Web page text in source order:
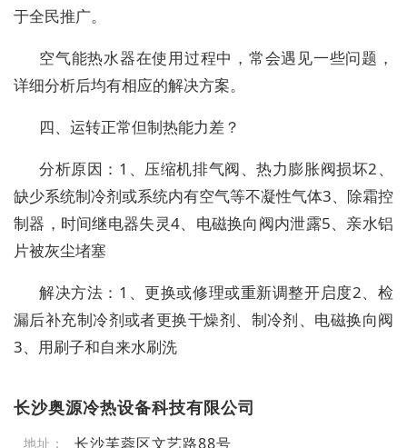
于全民推广。
空气能热水器在使用过程中，常会遇见一些问题，
详细分析后均有相应的解决方案。
四、运转正常但制热能力差？
分析原因：1、压缩机排气阀、热力膨胀阀损坏2、
缺少系统制冷剂或系统内有空气等不凝性气体3、除霜控
制器，时间继电器失灵4、电磁换向阀内泄露5、亲水铝
片被灰尘堵塞
解决方法：1、更换或修理或重新调整开启度2、检
漏后补充制冷剂或者更换干燥剂、制冷剂、电磁换向阀
3、用刷子和自来水刷洗
长沙奥源冷热设备科技有限公司
地址： 长沙芙蓉区文艺路88号